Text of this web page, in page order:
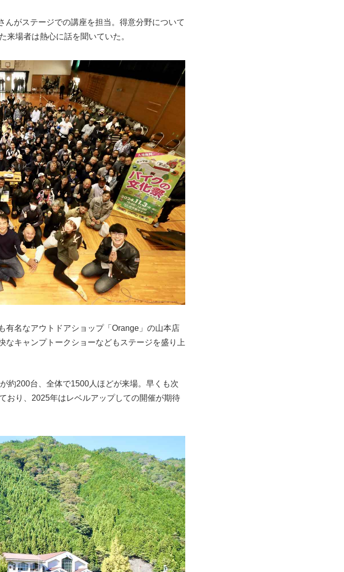
がステージでの講座を担当。得意分野について
来場者は熱心に話を聞いていた。
有名なアウトドアショップ「Orange」の山本店
キャンプトークショーなどもステージを盛り上
約200台、全体で1500人ほどが来場。早くも次
おり、2025年はレベルアップしての開催が期待